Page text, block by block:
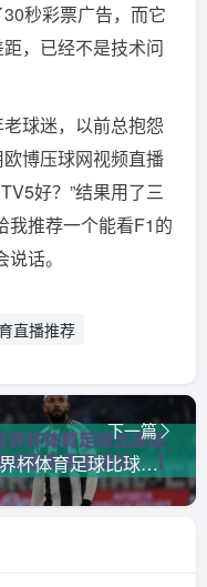
秒彩票广告，而它
，已经不是技术问
球迷，以前总抱怨
博压球网视频直播
好？”结果用了三
我推荐一个能看F1的
话。
直播推荐
下一篇
世界杯体育足球比球在线观看免费直播站，【世界杯体育足球比球在线观看免费直播站】你的2026观赛指南